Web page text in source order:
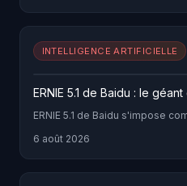
INTELLIGENCE ARTIFICIELLE
ERNIE 5.1 de Baidu : le
ERNIE 5.1 de Baidu s'impose
6 août 2026